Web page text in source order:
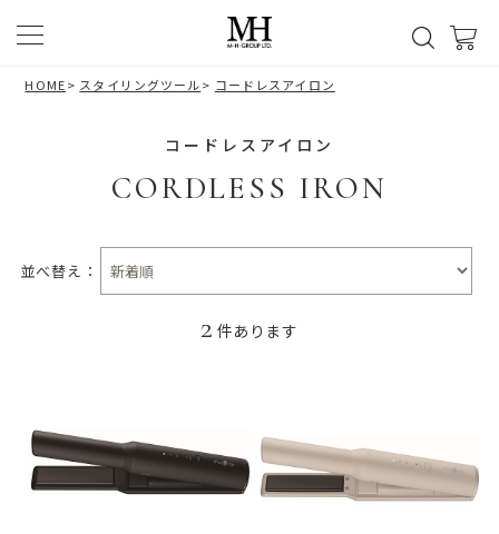
HOME> スタイリングツール> コードレスアイロン
コードレスアイロン
CORDLESS IRON
並べ替え：
2 件あります